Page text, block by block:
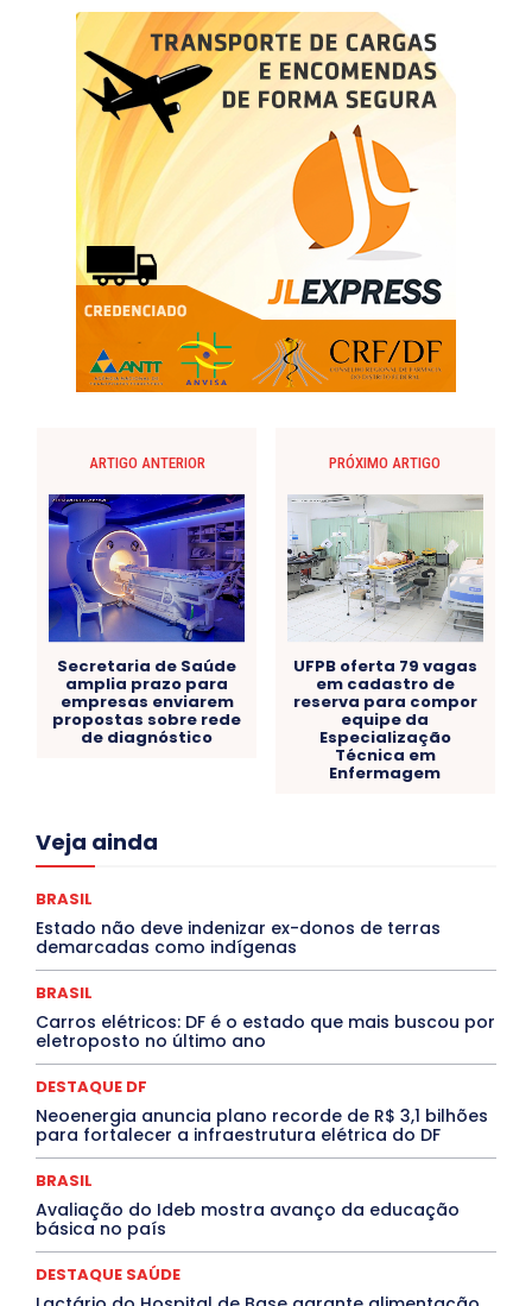
ARTIGO ANTERIOR
Secretaria de Saúde
amplia prazo para
empresas enviarem
propostas sobre rede
de diagnóstico
PRÓXIMO ARTIGO
UFPB oferta 79 vagas
em cadastro de
reserva para compor
equipe da
Especialização
Técnica em
Enfermagem
Veja ainda
Acre
Congressuanas & Esplanadumas
Covid-19
Crônica Política Crônicas
Cultura e Tal
DANÇA Dengue
Denuncia
DESTAQUE BRASIL
DESTAQUE DF
DESTAQUES OUTROS
ELEIÇÕES
EMPREGO E OPORTUNIDADES
ENTORNO
Especial
Espírito Santo
EVENTOS
EXPOSIÇÃO Featured
Febre Amarela
INTELIGÊNCIA ARTIFICIAL
INTERNACIONAL
Jogos Online
JUDICIÁRIO LITERATURA
Maranhão
MEIO AMBIENTE
Paraíba
Paraná Pernambuco Piauí
POLÍTICA
QUALIFICAÇÃO PROFISSIONAL
RESIDÊNCIA
Rio de Janeiro
Santa Catarina
São Paulo SARAMPO SAÚDE
BRASIL
Estado não deve indenizar ex-donos de terras
demarcadas como indígenas
BRASIL
Carros elétricos: DF é o estado que mais buscou por
eletroposto no último ano
DESTAQUE DF
Neoenergia anuncia plano recorde de R$ 3,1 bilhões
para fortalecer a infraestrutura elétrica do DF
BRASIL
Avaliação do Ideb mostra avanço da educação
básica no país
DESTAQUE SAÚDE